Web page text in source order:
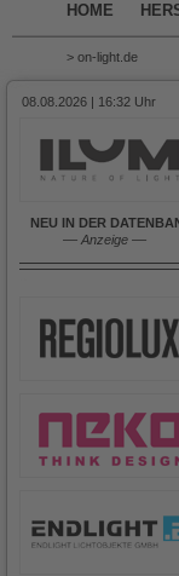
HOME
> on-light.de
08.08.2026 | 16:32 Uhr
NEU IN DER
–– Anzeige ––